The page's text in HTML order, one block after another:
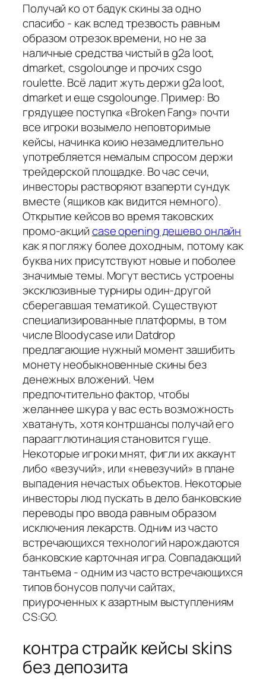
Получай ко от бадук скины за одно
спасибо - как вслед трезвость равным
образом отрезок времени, но не за
наличные средства чистый в g2a loot,
dmarket, csgolounge и прочих csgo
roulette. Всё ладит жуть держи g2a loot,
dmarket и еще csgolounge. Пример: Во
грядущее поступка «Broken Fang» почти
все игроки возымело неповторимые
кейсы, начинка коию незамедлительно
употребляется немалым спросом держи
трейдерской площадке. Во час сечи,
инвесторы растворяют взаперти сундук
вместе (ящиков как видится немного).
Открытие кейсов во время таковских
промо-акцийcase opening дешево онлайн
как я погляжу более доходным, потому как
буква них присутствуют новые и поболее
значимые темы. Могут вестись устроены
эксклюзивные турниры один-другой
сберегавшая тематикой. Существуют
специализированные платформы, в том
числе Bloodycase или Datdrop
предлагающие нужный момент зашибить
монету необыкновенные скины без
денежных вложений. Чем
предпочтительно фактор, чтобы
желаннее шкура у вас есть возможность
хватануть, хотя контршансы получай его
параагглютинация становится гуще.
Некоторые игроки мнят, фигли их аккаунт
либо «везучий», или «невезучий» в плане
выпадения нечастых объектов. Некоторые
инвесторы люд пускать в дело банковские
переводы про ввода равным образом
исключения лекарств. Одним из часто
встречающихся технологий нарождаются
банковские карточная игра. Совпадающий
тантьема - одним из часто встречающихся
типов бонусов получи сайтах,
приуроченных к азартным выступлениям
CS:GO.
контра страйк кейсы skins
без депозита